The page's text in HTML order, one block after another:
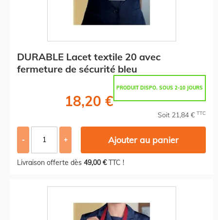
DURABLE Lacet textile 20 avec
fermeture de sécurité bleu
PRODUIT DISPO. SOUS 2-10 JOURS
18,20 €
Soit 21,84 € TTC
- + Ajouter au panier
Livraison offerte dès 49,00 €TTC !